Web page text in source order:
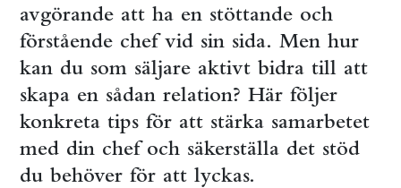
avgörande att ha en stöttande och
förstående chef vid sin sida. Men hur
kan du som säljare aktivt bidra till att
skapa en sådan relation? Här följer
konkreta tips för att stärka samarbetet
med din chef och säkerställa det stöd
du behöver för att lyckas.